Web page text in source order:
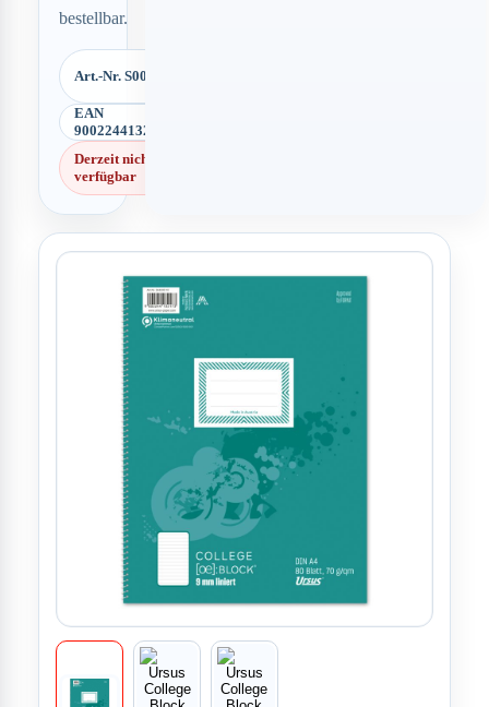
bestellbar.
Art.-Nr. S00170
EAN
9002244132173
Derzeit nicht
verfügbar